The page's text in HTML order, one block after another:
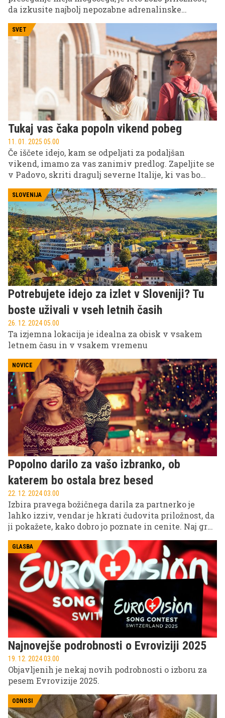
da izkusite najbolj nepozabne adrenalinske
SVET
Tukaj vas čaka popoln vikend pobeg
11. 01. 2025 05.00
Če iščete idejo, kam se odpeljati za podaljšan
vikend, imamo za vas zanimiv predlog. Zapeljite se
v Padovo, skriti dragulj severne Italije, ki vas bo
kulinariko in ugodnimi cenami.
SLOVENIJA
Potrebujete idejo za izlet v Sloveniji? Tu
boste uživali v vseh letnih časih
26. 12. 2024 05.00
Ta izjemna lokacija je idealna za obisk v vsakem
letnem času in v vsakem vremenu
NOVICE
Popolno darilo za vašo izbranko, ob
katerem bo ostala brez besed
22. 12. 2024 03.00
Izbira pravega božičnega darila za partnerko je
lahko izziv, vendar je hkrati čudovita priložnost, da
ji pokažete, kako dobro jo poznate in cenite. Naj gre
edinstvenega, tukaj so ideje, ki bodo navdušile
vsako žensko.
GLASBA
Najnovejše podrobnosti o Evroviziji 2025
19. 12. 2024 03.00
Objavljenih je nekaj novih podrobnosti o izboru za
pesem Evrovizije 2025.
ODNOSI